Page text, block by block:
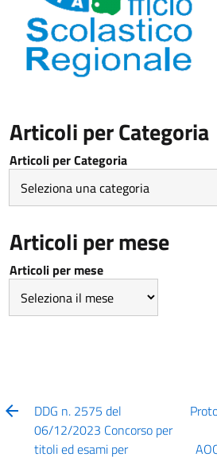
Articoli per Categoria
Articoli per Categoria
Articoli per mese
Articoli per mese
DDG n. 2575 del
06/12/2023 Concorso per
titoli ed esami per